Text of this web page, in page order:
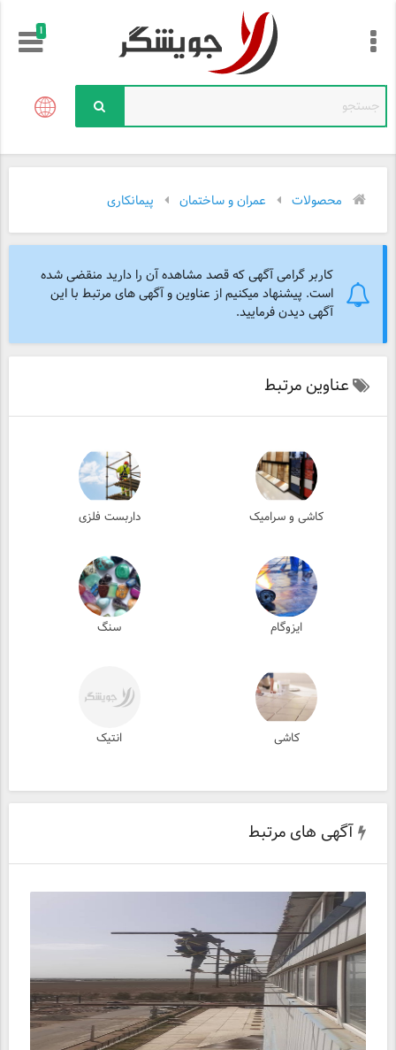
!
محصولات عمران و ساختمان پیمانکاری
کاربر گرامی آگهی که قصد مشاهده آن را دارید منقضی شده
است. پیشنهاد میکنیم از عناوین و آگهی های مرتبط با این
آگهی دیدن فرمایید.
عناوین مرتبط
کاشی و سرامیک داربست فلزی
ایزوگام سنگ
کاشی انتیک
آگهی های مرتبط